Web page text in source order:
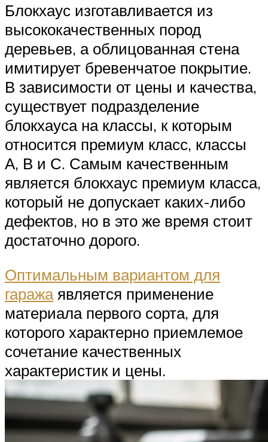
Блокхаус изготавливается из
высококачественных пород
деревьев, а облицованная стена
имитирует бревенчатое покрытие.
В зависимости от цены и качества,
существует подразделение
блокхауса на классы, к которым
относится премиум класс, классы
А, В и С. Самым качественным
является блокхаус премиум класса,
который не допускает каких-либо
дефектов, но в это же время стоит
достаточно дорого.
Оптимальным вариантом для
гаражаявляется применение
материала первого сорта, для
которого характерно приемлемое
сочетание качественных
характеристик и цены.